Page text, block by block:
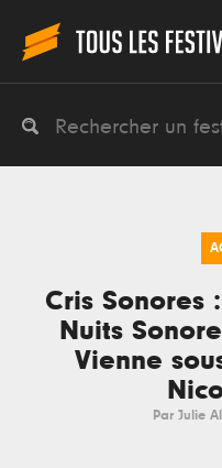
Cris
Nuits
Vienne
Par Julie